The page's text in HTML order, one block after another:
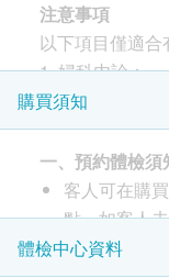
上腹部超聲波:
上腹腔超聲波
甲狀腺超聲波
頸動脈超聲波
心臟超聲波
上腹腔超聲波:
乳房超聲波
子宮及雙附件
癌症指標 重點項目
注意事項
以下項目僅適合
1. 婦科内診；
2. 白帶常規檢查；
3. 薄層細胞學檢
4. HPV23類分型
5. 子宮及雙附
體檢注意事項
購買須知
一、預約體檢須
客人可在購
點。如客人
間，須自行
體檢中心資料